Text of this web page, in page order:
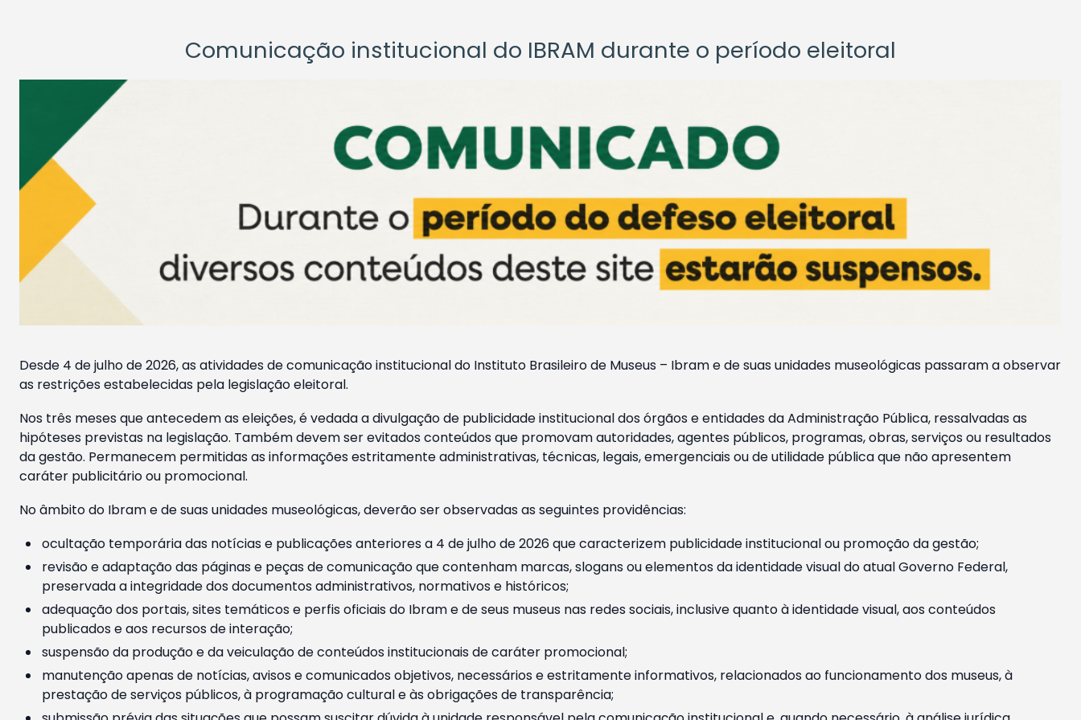
Comunicação institucional do IBRAM durante o período eleitoral
Desde 4 de julho de 2026, as atividades de comunicação institucional do Instituto Brasileiro de Museus – Ibram e de suas unidades museológicas passaram a observar
as restrições estabelecidas pela legislação eleitoral.
Nos três meses que antecedem as eleições, é vedada a divulgação de publicidade institucional dos órgãos e entidades da Administração Pública, ressalvadas as
hipóteses previstas na legislação. Também devem ser evitados conteúdos que promovam autoridades, agentes públicos, programas, obras, serviços ou resultados
da gestão. Permanecem permitidas as informações estritamente administrativas, técnicas, legais, emergenciais ou de utilidade pública que não apresentem
caráter publicitário ou promocional.
No âmbito do Ibram e de suas unidades museológicas, deverão ser observadas as seguintes providências:
ocultação temporária das notícias e publicações anteriores a 4 de julho de 2026 que caracterizem publicidade institucional ou promoção da gestão;
revisão e adaptação das páginas e peças de comunicação que contenham marcas, slogans ou elementos da identidade visual do atual Governo Federal,
preservada a integridade dos documentos administrativos, normativos e históricos;
adequação dos portais, sites temáticos e perfis oficiais do Ibram e de seus museus nas redes sociais, inclusive quanto à identidade visual, aos conteúdos
publicados e aos recursos de interação;
suspensão da produção e da veiculação de conteúdos institucionais de caráter promocional;
manutenção apenas de notícias, avisos e comunicados objetivos, necessários e estritamente informativos, relacionados ao funcionamento dos museus, à
prestação de serviços públicos, à programação cultural e às obrigações de transparência;